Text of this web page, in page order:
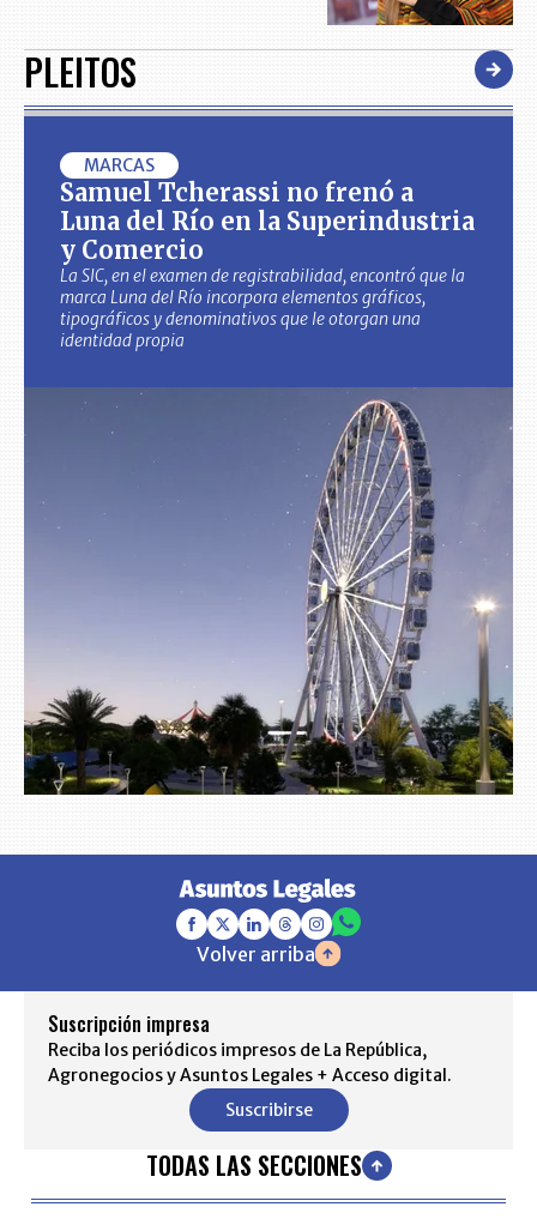
PLEITOS
MARCAS
Samuel Tcherassi no frenó a
Luna del Río en la Superindustria
y Comercio
La SIC, en el examen de registrabilidad, encontró que la
marca Luna del Río incorpora elementos gráficos,
tipográficos y denominativos que le otorgan una
identidad propia
Volver arriba
Suscripción impresa
Reciba los periódicos impresos de La República,
Agronegocios y Asuntos Legales + Acceso digital.
Suscribirse
TODAS LAS SECCIONES